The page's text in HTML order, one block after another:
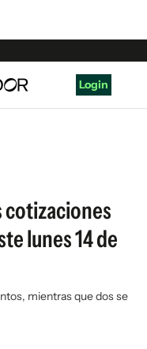
Login
cotizaciones
lunes 14 de
mientras que dos se